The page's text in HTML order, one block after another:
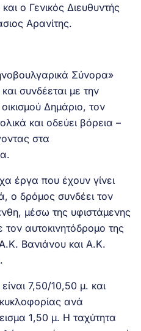
ο Γενικός Διευθυντής
Αρανίτης.
Σύνορα»
συνδέεται με την
Δημάριο, τον
και οδεύει βόρεια –
στα
έργα που έχουν γίνει
ο δρόμος συνδέει τον
μέσω της υφιστάμενης
τον αυτοκινητόδρομο της
Βανιάνου και Α.Κ.
7,50/10,50 μ. και
ανά
1,50 μ. Η ταχύτητα